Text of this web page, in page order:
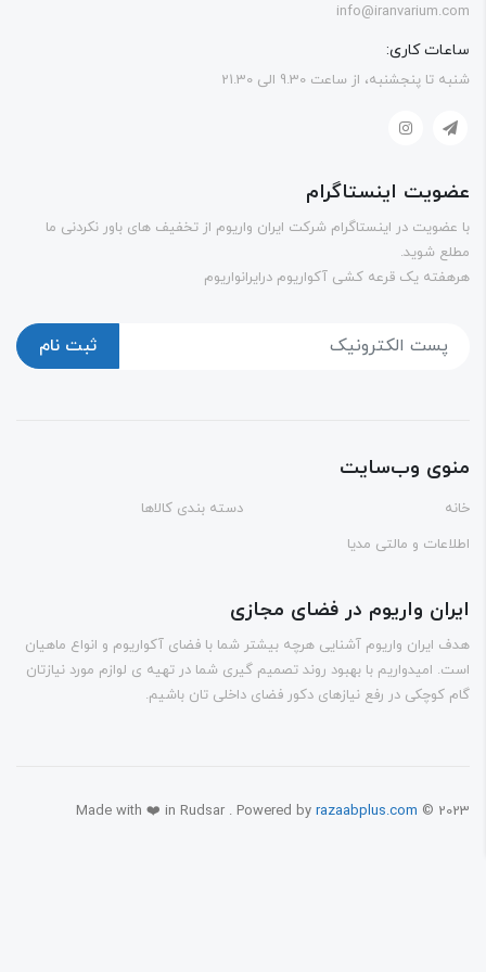
کاری:
تا پنجشنبه، از ساعت 9.30 الی 21.30
اینستاگرام
در اینستاگرام شرکت ایران واریوم از تخفیف های باور نکردنی ما
شوید.
یک قرعه کشی آکواریوم درایرانواریوم
ثبت نام
وب‌سایت
دسته بندی کالاها
و مالتی مدیا
واریوم در فضای مجازی
ایران واریوم آشنایی هرچه بیشتر شما با فضای آکواریوم و انواع ماهیان
امیدواریم با بهبود روند تصمیم گیری شما در تهیه ی لوازم مورد نیازتان
کوچکی در رفع نیازهای دکور فضای داخلی تان باشیم.
Made with ❤️ in Rudsar . Powered byrazaabplus.com©